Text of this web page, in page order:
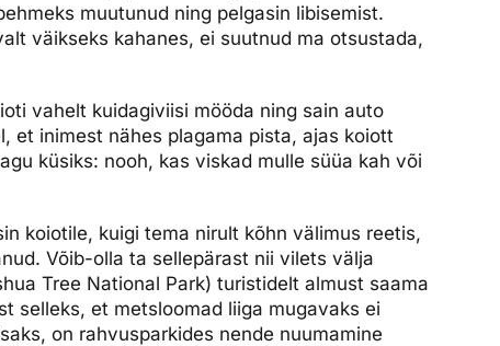
muutunud ning pelgasin libisemist.
väikseks kahanes, ei suutnud ma otsustada,
vahelt kuidagiviisi mööda ning sain auto
et inimest nähes plagama pista, ajas koiott
küsiks: nooh, kas viskad mulle süüa kah või
koiotile, kuigi tema nirult kõhn välimus reetis,
Võib-olla ta sellepärast nii vilets välja
Tree National Park) turistidelt almust saama
selleks, et metsloomad liiga mugavaks ei
on rahvusparkides nende nuumamine